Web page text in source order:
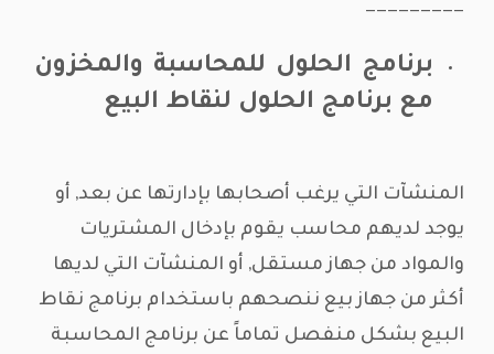
—————————
برنامج الحلول للمحاسبة والمخزون
مع برنامج الحلول لنقاط البيع
المنشآت التي يرغب أصحابها بإدارتها عن بعد, أو
يوجد لديهم محاسب يقوم بإدخال المشتريات
والمواد من جهاز مستقل, أو المنشآت التي لديها
أكثر من جهاز بيع ننصحهم باستخدام برنامج نقاط
البيع بشكل منفصل تماماً عن برنامج المحاسبة